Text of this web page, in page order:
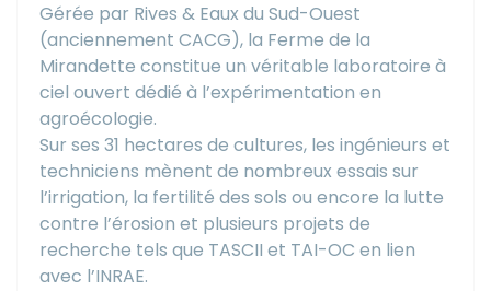
Gérée par Rives & Eaux du Sud-Ouest
(anciennement CACG), la Ferme de la
Mirandette constitue un véritable laboratoire à
ciel ouvert dédié à l’expérimentation en
agroécologie.
Sur ses 31 hectares de cultures, les ingénieurs et
techniciens mènent de nombreux essais sur
l’irrigation, la fertilité des sols ou encore la lutte
contre l’érosion et plusieurs projets de
recherche tels que TASCII et TAI-OC en lien
avec l’INRAE.